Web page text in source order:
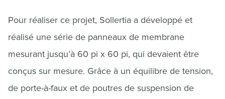
Pour réaliser ce projet, Sollertia a développé et
réalisé une série de panneaux de membrane
mesurant jusqu’à 60 pi x 60 pi, qui devaient être
conçus sur mesure. Grâce à un équilibre de tension,
de porte-à-faux et de poutres de suspension de